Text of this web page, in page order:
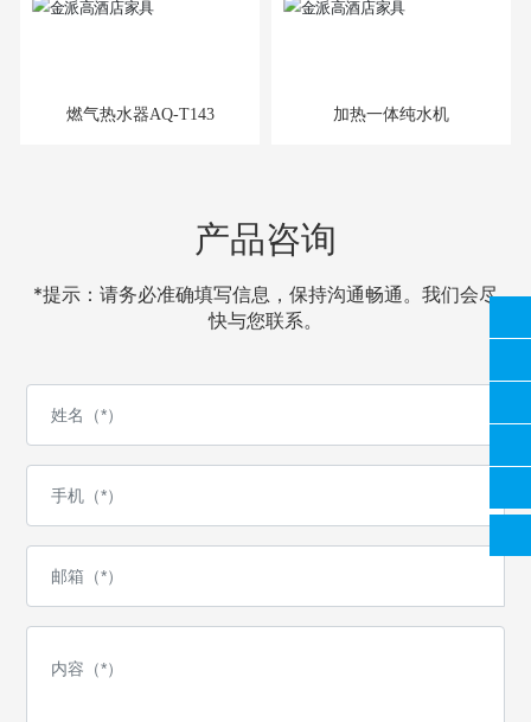
燃气热水器AQ-T143 加热一体纯水机
产品咨询
*提示：请务必准确填写信息，保持沟通畅通。我们会尽
快与您联系。
0757-28888278
704292618@qq.com